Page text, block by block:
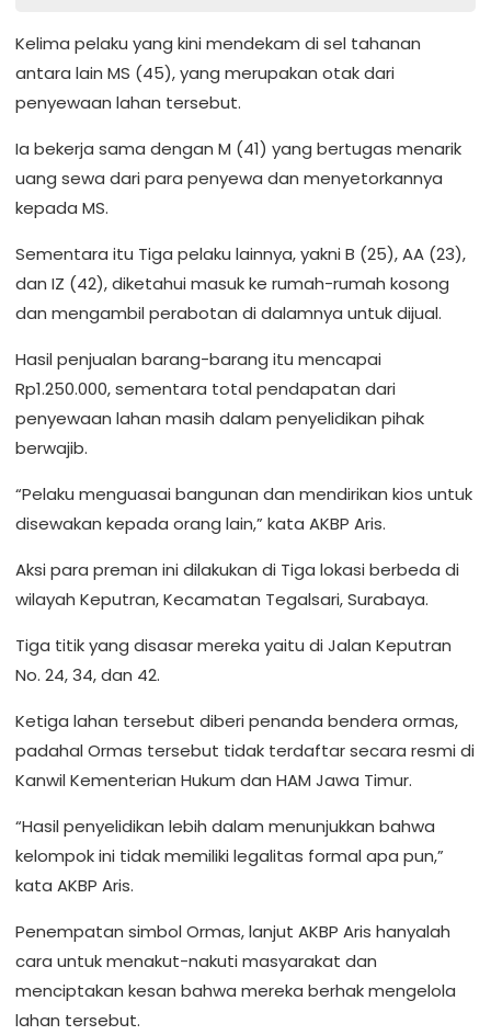
Kelima pelaku yang kini mendekam di sel tahanan
antara lain MS (45), yang merupakan otak dari
penyewaan lahan tersebut.
Ia bekerja sama dengan M (41) yang bertugas menarik
uang sewa dari para penyewa dan menyetorkannya
kepada MS.
Sementara itu Tiga pelaku lainnya, yakni B (25), AA (23),
dan IZ (42), diketahui masuk ke rumah-rumah kosong
dan mengambil perabotan di dalamnya untuk dijual.
Hasil penjualan barang-barang itu mencapai
Rp1.250.000, sementara total pendapatan dari
penyewaan lahan masih dalam penyelidikan pihak
berwajib.
“Pelaku menguasai bangunan dan mendirikan kios untuk
disewakan kepada orang lain,” kata AKBP Aris.
Aksi para preman ini dilakukan di Tiga lokasi berbeda di
wilayah Keputran, Kecamatan Tegalsari, Surabaya.
Tiga titik yang disasar mereka yaitu di Jalan Keputran
No. 24, 34, dan 42.
Ketiga lahan tersebut diberi penanda bendera ormas,
padahal Ormas tersebut tidak terdaftar secara resmi di
Kanwil Kementerian Hukum dan HAM Jawa Timur.
“Hasil penyelidikan lebih dalam menunjukkan bahwa
kelompok ini tidak memiliki legalitas formal apa pun,”
kata AKBP Aris.
Penempatan simbol Ormas, lanjut AKBP Aris hanyalah
cara untuk menakut-nakuti masyarakat dan
menciptakan kesan bahwa mereka berhak mengelola
lahan tersebut.